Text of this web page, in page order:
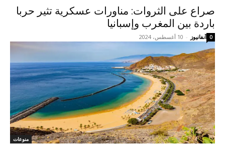
صراع على الثروات: مناورات عسكرية تثير حربا
باردة بين المغرب وإسبانيا
آنفانيوز - 10 أغسطس، 2024 0
منوعات